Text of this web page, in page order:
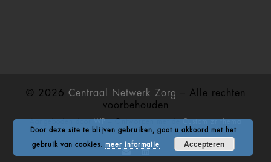
© 2026 Centraal Netwerk Zorg – Alle rechten
voorbehouden
Door deze site te blijven gebruiken, gaat u akkoord met het
gebruik van cookies. meer informatie Accepteren